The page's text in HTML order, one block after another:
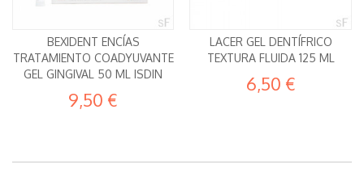
BEXIDENT ENCÍAS
TRATAMIENTO COADYUVANTE
GEL GINGIVAL 50 ML ISDIN
9,50 €
LACER GEL DENTÍFRICO
TEXTURA FLUIDA 125 ML
6,50 €